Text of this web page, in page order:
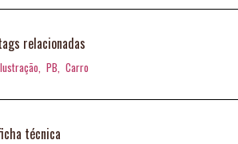
relacionadas
PB, Carro
técnica